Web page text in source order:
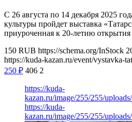
С 26 августа по 14 декабря 2025
культуры пройдет выставка
приуроченная к 20-летию
150 RUB https://schema.org/InStock
https://kuda-kazan.ru/event/vystavka-
250 ₽ 406 2
https://kuda-
kazan.ru/image/255/255/
https://kuda-
kazan.ru/image/255/255/